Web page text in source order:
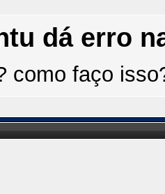
dá erro
como faço